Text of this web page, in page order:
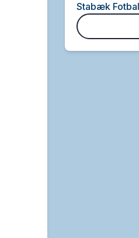
Stabæk